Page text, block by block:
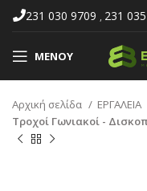
231 030 9709 , 231
ΜΕΝΟΎ
Αρχική σελίδα ΕΡΓΑΛΕΙΑ
Τροχοί Γωνιακοί -